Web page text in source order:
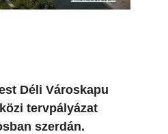
Déli Városkapu
tervpályázat
szerdán.